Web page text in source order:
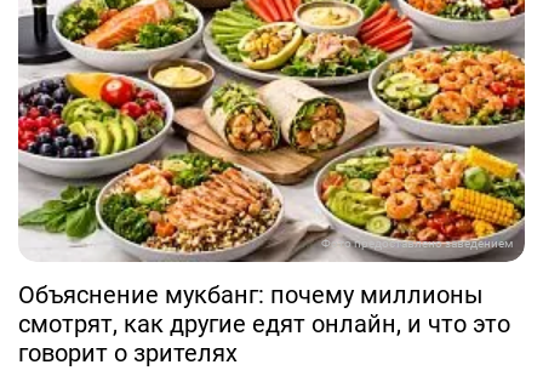
Фото предоставлено заведением
Объяснение мукбанг: почему миллионы
смотрят, как другие едят онлайн, и что это
говорит о зрителях